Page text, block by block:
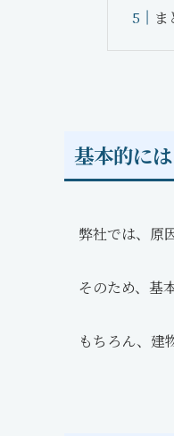
ま
基本的に
弊社では、原
そのため、基
もちろん、建